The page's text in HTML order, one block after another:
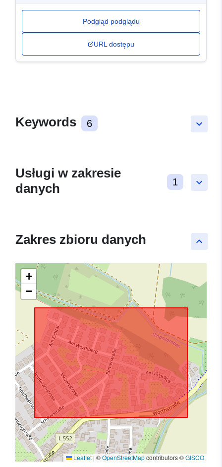
Podgląd podglądu
URL dostępu
keyboard_arrow_down
Keywords 6
keyboard_arrow_down
Usługi w zakresie
danych
1
keyboard_arrow_up
Zakres zbioru danych
+
−
Leaflet | ©OpenStreetMapcontributors ©GISCO